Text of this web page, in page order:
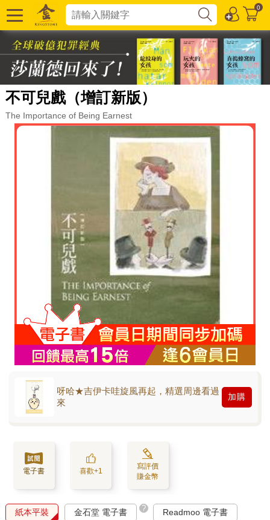
0
不可兒戲（增訂新版）
The Importance of Being Earnest
呀哈★吉伊卡哇旋風再起，精選周邊看過
來
加購
電子書 喜歡+1
寫評價
賺金幣
紙本平裝 金石堂 電子書 ? Readmoo 電子書